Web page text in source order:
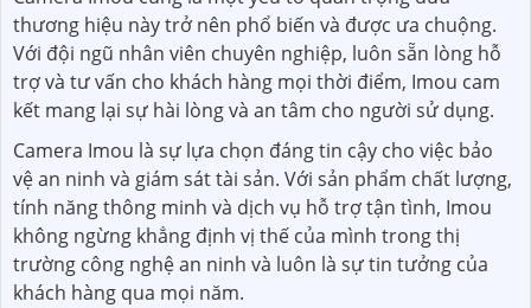
thương hiệu này trở nên phổ biến và được ưa chuộng.
Với đội ngũ nhân viên chuyên nghiệp, luôn sẵn lòng hỗ
trợ và tư vấn cho khách hàng mọi thời điểm, Imou cam
kết mang lại sự hài lòng và an tâm cho người sử dụng.
Camera Imou là sự lựa chọn đáng tin cậy cho việc bảo
vệ an ninh và giám sát tài sản. Với sản phẩm chất lượng,
tính năng thông minh và dịch vụ hỗ trợ tận tình, Imou
không ngừng khẳng định vị thế của mình trong thị
trường công nghệ an ninh và luôn là sự tin tưởng của
khách hàng qua mọi năm.